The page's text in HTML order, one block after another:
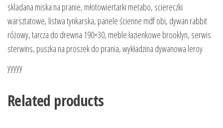
skladana miska na pranie, młotowiertarki metabo, sciereczki
warsztatowe, listwa tynkarska, panele ścienne mdf obi, dywan rabbit
różowy, tarcza do drewna 190×30, meble łazienkowe brooklyn, serwis
sterwins, puszka na proszek do prania, wykładzina dywanowa leroy
yyyyy
Related products